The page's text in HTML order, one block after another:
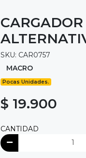
SKU: CAR0757
MACRO
Pocas Unidades.
$ 19.900
CANTIDAD